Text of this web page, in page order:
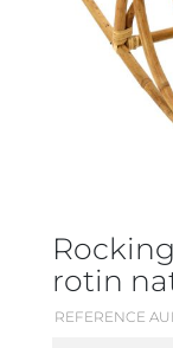
rotin
REFERENCE